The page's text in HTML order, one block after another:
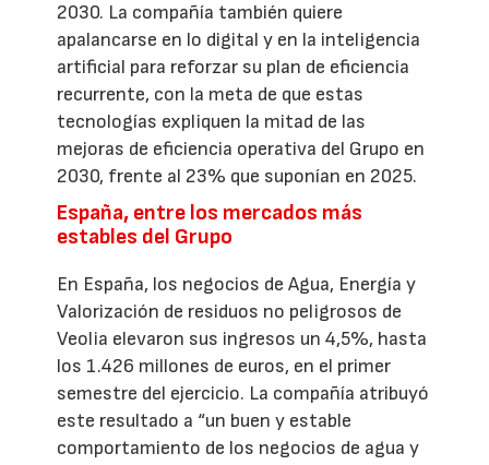
2030. La compañía también quiere
apalancarse en lo digital y en la inteligencia
artificial para reforzar su plan de eficiencia
recurrente, con la meta de que estas
tecnologías expliquen la mitad de las
mejoras de eficiencia operativa del Grupo en
2030, frente al 23% que suponían en 2025.
España, entre los mercados más
estables del Grupo
En España, los negocios de Agua, Energía y
Valorización de residuos no peligrosos de
Veolia elevaron sus ingresos un 4,5%, hasta
los 1.426 millones de euros, en el primer
semestre del ejercicio. La compañía atribuyó
este resultado a “un buen y estable
comportamiento de los negocios de agua y